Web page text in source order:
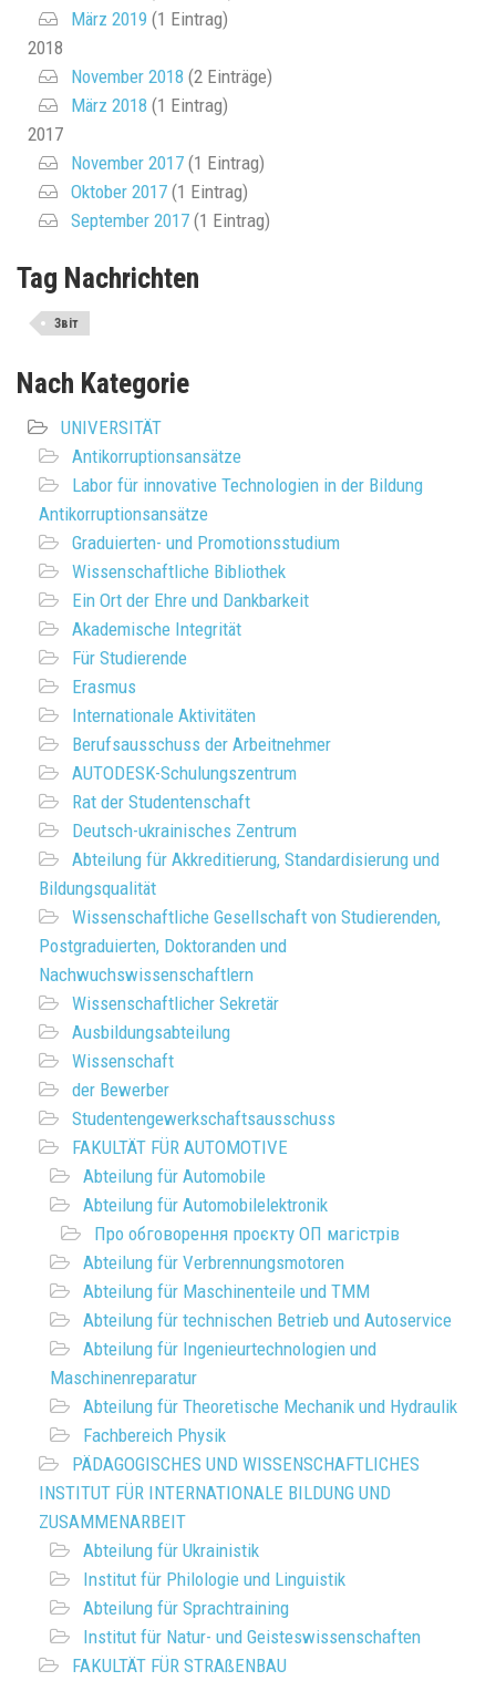
März 2019 (1 Eintrag)
2018
November 2018 (2 Einträge)
März 2018 (1 Eintrag)
2017
November 2017 (1 Eintrag)
Oktober 2017 (1 Eintrag)
September 2017 (1 Eintrag)
Tag Nachrichten
Звіт
Nach Kategorie
UNIVERSITÄT
Antikorruptionsansätze
Labor für innovative Technologien in der Bildung
Antikorruptionsansätze
Graduierten- und Promotionsstudium
Wissenschaftliche Bibliothek
Ein Ort der Ehre und Dankbarkeit
Akademische Integrität
Für Studierende
Erasmus
Internationale Aktivitäten
Berufsausschuss der Arbeitnehmer
AUTODESK-Schulungszentrum
Rat der Studentenschaft
Deutsch-ukrainisches Zentrum
Abteilung für Akkreditierung, Standardisierung und
Bildungsqualität
Wissenschaftliche Gesellschaft von Studierenden,
Postgraduierten, Doktoranden und
Nachwuchswissenschaftlern
Wissenschaftlicher Sekretär
Ausbildungsabteilung
Wissenschaft
der Bewerber
Studentengewerkschaftsausschuss
FAKULTÄT FÜR AUTOMOTIVE
Abteilung für Automobile
Abteilung für Automobilelektronik
Про обговорення проєкту ОП магістрів
Abteilung für Verbrennungsmotoren
Abteilung für Maschinenteile und TMM
Abteilung für technischen Betrieb und Autoservice
Abteilung für Ingenieurtechnologien und
Maschinenreparatur
Abteilung für Theoretische Mechanik und Hydraulik
Fachbereich Physik
PÄDAGOGISCHES UND WISSENSCHAFTLICHES
INSTITUT FÜR INTERNATIONALE BILDUNG UND
ZUSAMMENARBEIT
Abteilung für Ukrainistik
Institut für Philologie und Linguistik
Abteilung für Sprachtraining
Institut für Natur- und Geisteswissenschaften
FAKULTÄT FÜR STRAßENBAU